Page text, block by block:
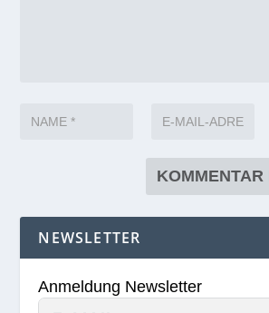
NEWSLETTER
Anmeldung Newsletter